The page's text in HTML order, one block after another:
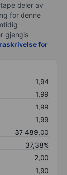
deler av
for denne
gjengis
for
1,94
1,99
1,99
1,99
37 489,00
37,38%
2,00
1,90